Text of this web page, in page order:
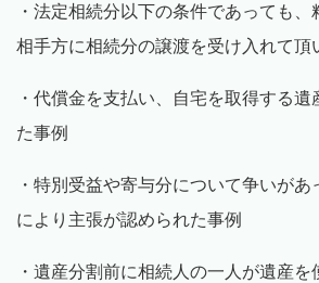
・ 法定相続分以下の条件であっても、
相手方に相続分の譲渡を受け入れて頂
・ 代償金を支払い、自宅を取得する遺
た事例
・特別受益や寄与分について争いがあ
により主張が認められた事例
・遺産分割前に相続人の一人が遺産を